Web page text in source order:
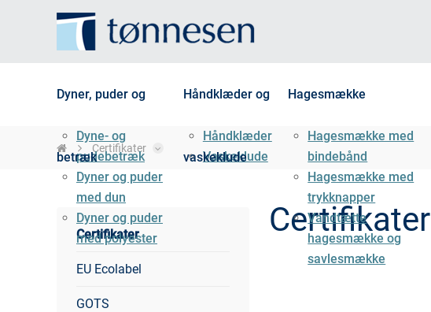
Dyner, puder og
betræk
Dyne- og
pudebetræk
Dyner og puder
med dun
Dyner og puder
med polyester
Håndklæder og
vaskeklude
Håndklæder
Vaskeklude
Hagesmække
Hagesmække med
bindebånd
Hagesmække med
trykknapper
Vandtætte
hagesmække og
savlesmække
Certifikater
Certifikater
EU Ecolabel
GOTS
Certifikater